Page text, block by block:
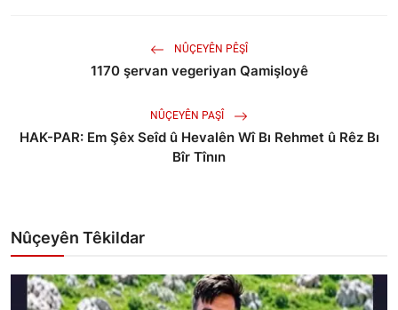
NÛÇEYÊN PÊŞÎ
1170 şervan vegeriyan Qamişloyê
NÛÇEYÊN PAŞÎ
HAK-PAR: Em Şêx Seîd û Hevalên Wî Bı Rehmet û Rêz Bı
Bîr Tînın
Nûçeyên Têkildar